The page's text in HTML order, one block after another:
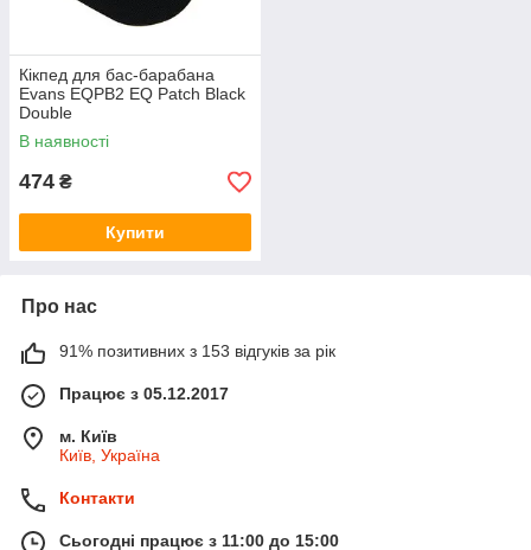
Кікпед для бас-барабана
Evans EQPB2 EQ Patch Black
Double
В наявності
474 ₴
Купити
Про нас
91% позитивних з 153 відгуків за рік
Працює з 05.12.2017
м. Київ
Київ, Україна
Контакти
Сьогодні працює з 11:00 до 15:00